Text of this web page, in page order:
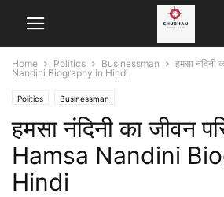
Home Politics Businessman
हमसा नंदिनी
Nandini Biography in Hindi
Politics Businessman
हमसा नंदिनी का जीवन
Hamsa Nandini
Hindi